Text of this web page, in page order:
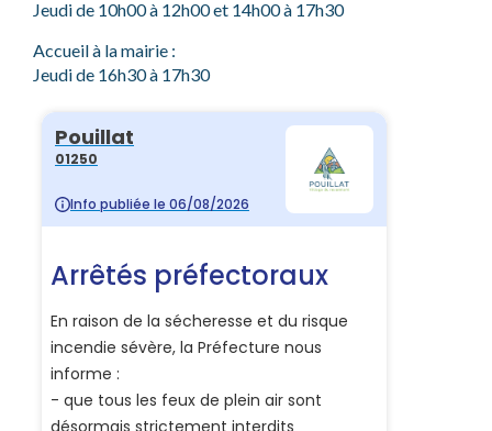
Jeudi de 10h00 à 12h00 et 14h00 à 17h30
Accueil à la mairie :
Jeudi de 16h30 à 17h30